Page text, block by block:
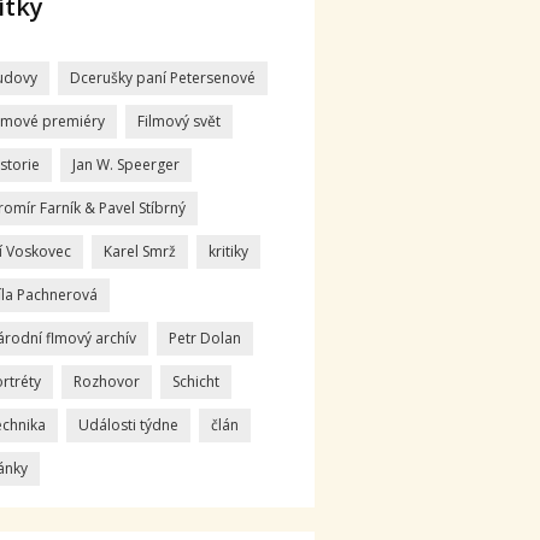
Dcerušky paní Petersenové
premiéry Filmový svět
Jan W. Speerger
Farník & Pavel Stíbrný
Voskovec Karel Smrž kritiky
Pachnerová
flmový archív Petr Dolan
Rozhovor Schicht
Události týdne člán